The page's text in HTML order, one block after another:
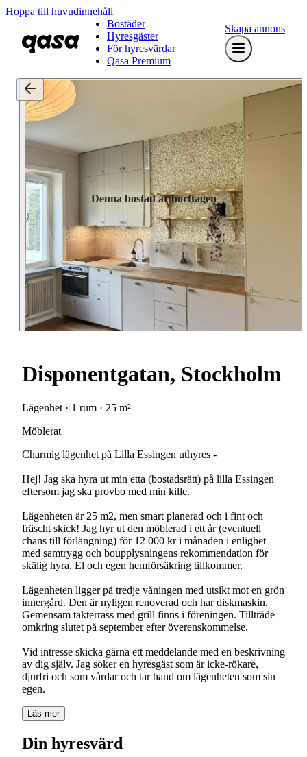
Hoppa till huvudinnehåll
Bostäder
Hyresgäster
För hyresvärdar
Qasa Premium
Skapa annons
Denna bostad är borttagen
Disponentgatan, Stockholm
Lägenhet · 1 rum · 25 m²
Möblerat
Charmig lägenhet på Lilla Essingen uthyres -
Hej! Jag ska hyra ut min etta (bostadsrätt) på lilla Essingen
eftersom jag ska provbo med min kille.
Lägenheten är 25 m2, men smart planerad och i fint och
fräscht skick! Jag hyr ut den möblerad i ett år (eventuell
chans till förlängning) för 12 000 kr i månaden i enlighet
med samtrygg och boupplysningens rekommendation för
skälig hyra. El och egen hemförsäkring tillkommer.
Lägenheten ligger på tredje våningen med utsikt mot en grön
innergård. Den är nyligen renoverad och har diskmaskin.
Gemensam takterrass med grill finns i föreningen. Tillträde
omkring slutet på september efter överenskommelse.
Vid intresse skicka gärna ett meddelande med en beskrivning
av dig själv. Jag söker en hyresgäst som är icke-rökare,
djurfri och som vårdar och tar hand om lägenheten som sin
Läs mer
Din hyresvärd